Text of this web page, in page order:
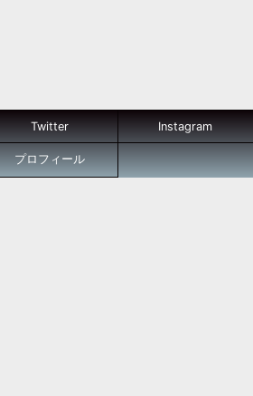
Twitter Instagram
プロフィール